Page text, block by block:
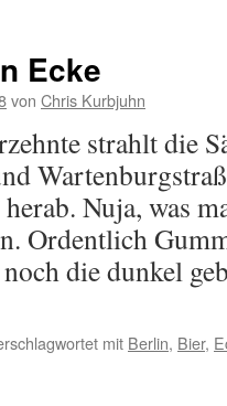
Ecke
von Chris Kurbjuhn
strahlt die
Nuja, was
Ordentlich
die dunkel
mit Berlin, Bier,